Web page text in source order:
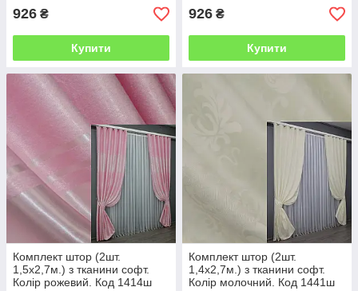
926 ₴
Купити
926 ₴
Купити
Комплект штор (2шт.
1,5х2,7м.) з тканини софт.
Колір рожевий. Код 1414ш
Комплект штор (2шт.
1,4х2,7м.) з тканини софт.
Колір молочний. Код 1441ш